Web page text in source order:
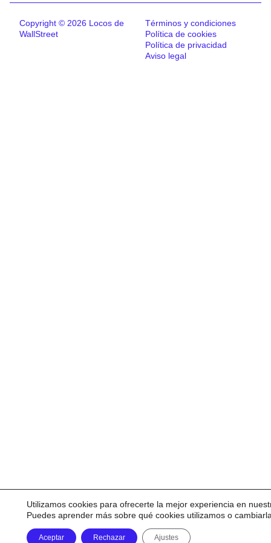
Copyright © 2026 Locos de
WallStreet
Términos y condiciones
Política de cookies
Política de privacidad
Aviso legal
Utilizamos cookies para ofrecerte la mejor experiencia en
Puedes aprender más sobre qué cookies utilizamos o
Aceptar Rechazar Ajustes